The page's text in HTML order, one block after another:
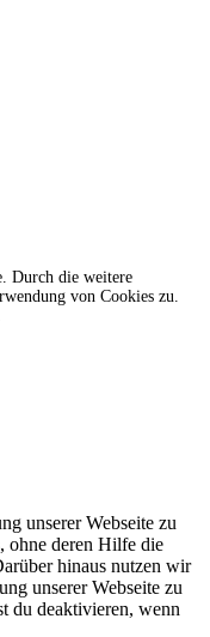
Durch die weitere
von Cookies zu.
unserer Webseite zu
ohne deren Hilfe die
hinaus nutzen wir
unserer Webseite zu
du deaktivieren, wenn